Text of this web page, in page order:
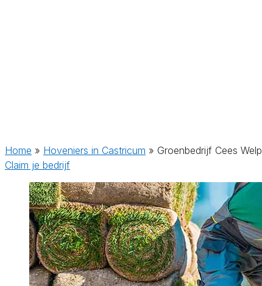
Home » Hoveniers in Castricum » Groenbedrijf Cees Welp
Claim je bedrijf